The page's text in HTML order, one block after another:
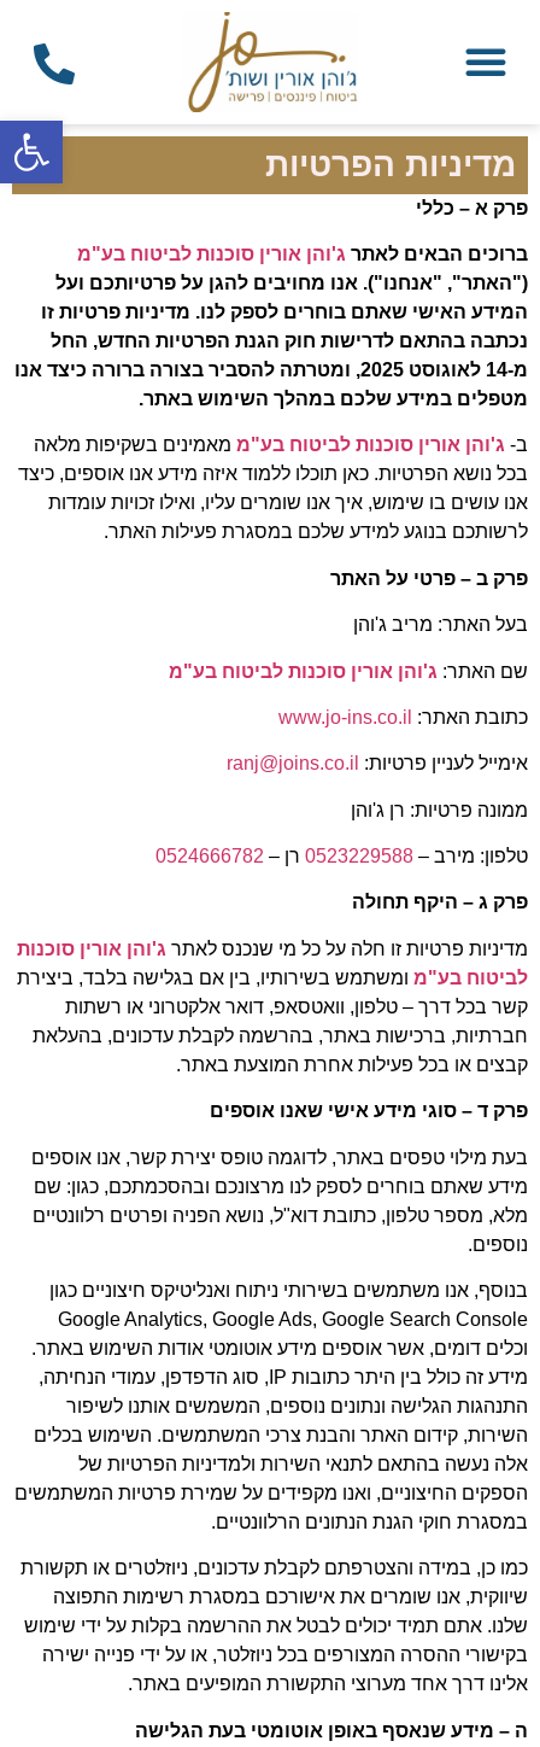
מדיניות הפרטיות
פרק א – כללי
ברוכים הבאים לאתר ג'והן אורין סוכנות לביטוח בע"מ
("האתר", "אנחנו"). אנו מחויבים להגן על פרטיותכם ועל
המידע האישי שאתם בוחרים לספק לנו. מדיניות פרטיות זו
נכתבה בהתאם לדרישות חוק הגנת הפרטיות החדש, החל
מ-14 לאוגוסט 2025, ומטרתה להסביר בצורה ברורה כיצד אנו
מטפלים במידע שלכם במהלך השימוש באתר.
ב- ג'והן אורין סוכנות לביטוח בע"מ מאמינים בשקיפות מלאה
בכל נושא הפרטיות. כאן תוכלו ללמוד איזה מידע אנו אוספים, כיצד
אנו עושים בו שימוש, איך אנו שומרים עליו, ואילו זכויות עומדות
לרשותכם בנוגע למידע שלכם במסגרת פעילות האתר.
פרק ב – פרטי על האתר
בעל האתר: מריב ג'והן
שם האתר: ג'והן אורין סוכנות לביטוח בע"מ
כתובת האתר:
אימייל לעניין פרטיות: ranj@joins.co.il
ממונה פרטיות: רן ג'והן
טלפון: מירב – 0523229588 רן – 0524666782
פרק ג – היקף תחולה
מדיניות פרטיות זו חלה על כל מי שנכנס לאתר ג'והן אורין סוכנות
לביטוח בע"מ ומשתמש בשירותיו, בין אם בגלישה בלבד, ביצירת
קשר בכל דרך – טלפון, וואטסאפ, דואר אלקטרוני או רשתות
חברתיות, ברכישות באתר, בהרשמה לקבלת עדכונים, בהעלאת
קבצים או בכל פעילות אחרת המוצעת באתר.
פרק ד – סוגי מידע אישי שאנו אוספים
בעת מילוי טפסים באתר, לדוגמה טופס יצירת קשר, אנו אוספים
מידע שאתם בוחרים לספק לנו מרצונכם ובהסכמתכם, כגון: שם
מלא, מספר טלפון, כתובת דוא"ל, נושא הפניה ופרטים רלוונטיים
נוספים.
בנוסף, אנו משתמשים בשירותי ניתוח ואנליטיקס חיצוניים כגון
Google Analytics, Google Ads, Google Search Console
וכלים דומים, אשר אוספים מידע אוטומטי אודות השימוש באתר.
מידע זה כולל בין היתר כתובות IP, סוג הדפדפן, עמודי הנחיתה,
התנהגות הגלישה ונתונים נוספים, המשמשים אותנו לשיפור
השירות, קידום האתר והבנת צרכי המשתמשים. השימוש בכלים
אלה נעשה בהתאם לתנאי השירות ולמדיניות הפרטיות של
הספקים החיצוניים, ואנו מקפידים על שמירת פרטיות המשתמשים
במסגרת חוקי הגנת הנתונים הרלוונטיים.
כמו כן, במידה והצטרפתם לקבלת עדכונים, ניוזלטרים או תקשורת
שיווקית, אנו שומרים את אישורכם במסגרת רשימות התפוצה
שלנו. אתם תמיד יכולים לבטל את ההרשמה בקלות על ידי שימוש
בקישורי ההסרה המצורפים בכל ניוזלטר, או על ידי פנייה ישירה
אלינו דרך אחד מערוצי התקשורת המופיעים באתר.
ה – מידע שנאסף באופן אוטומטי בעת הגלישה